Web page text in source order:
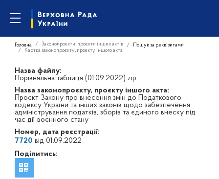
Головна Законопроєкти, проєкти інших актів
Пошук за реквізитами
Картка законопроєкту, проєкту іншого акта
Назва файлу:
Порівняльна таблиця (01.09.2022).zip
Назва законопроєкту, проєкту іншого акта:
Проєкт Закону про внесення змін до Податкового
кодексу України та інших законів щодо забезпечення
адміністрування податків, зборів та єдиного внеску під
час дії воєнного стану
Номер, дата реєстрації:
7720 від 01.09.2022
Поділитись: